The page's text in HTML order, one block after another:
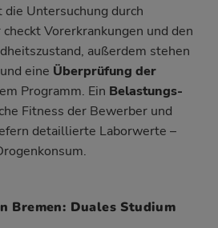
Untersuchung durch
Vorerkrankungen und den
außerdem stehen
eine Überprüfung der
Programm. Ein Belastungs-
Fitness der Bewerber und
detaillierte Laborwerte –
Bremen: Duales Studium